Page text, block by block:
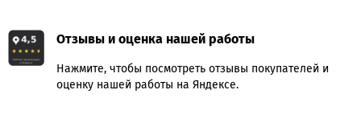
Отзывы и оценка нашей работы
Нажмите, чтобы посмотреть отзывы покупателей и
оценку нашей работы на Яндексе.